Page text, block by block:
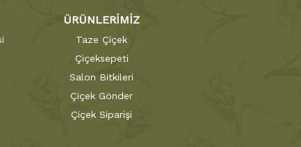
ÜRÜNLERİMİZ
Taze Çiçek
Çiçeksepeti
Salon Bitkileri
Çiçek Gönder
Çiçek Siparişi